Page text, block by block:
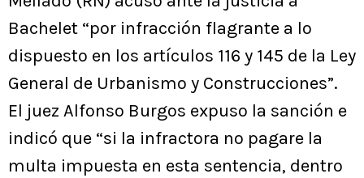
Bachelet “por infracción flagrante a lo
dispuesto en los artículos 116 y 145 de la Ley
General de Urbanismo y Construcciones”.
El juez Alfonso Burgos expuso la sanción e
indicó que “si la infractora no pagare la
multa impuesta en esta sentencia, dentro